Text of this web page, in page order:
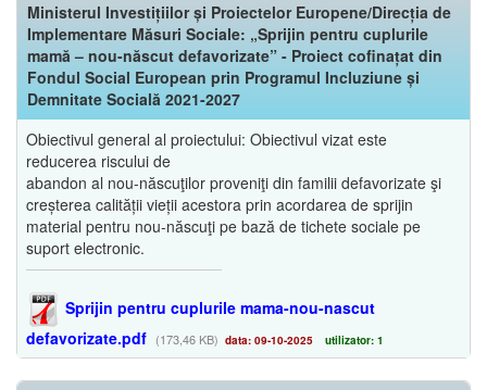
Ministerul Investițiilor și Proiectelor Europene/Direcția de
Implementare Măsuri Sociale: „Sprijin pentru cuplurile
mamă – nou-născut defavorizate” - Proiect cofinațat din
Fondul Social European prin Programul Incluziune și
Demnitate Socială 2021-2027
Obiectivul general al proiectului: Obiectivul vizat este
reducerea riscului de
abandon al nou-născuţilor proveniţi din familii defavorizate şi
creșterea calității vieții acestora prin acordarea de sprijin
material pentru nou-născuţi pe bază de tichete sociale pe
suport electronic.
Sprijin pentru cuplurile mama-nou-nascut
defavorizate.pdf (173,46 KB) data: 09-10-2025 utilizator: 1